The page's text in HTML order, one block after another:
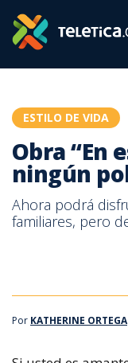
ESTILO DE VIDA
Obra “En
ningún
Ahora podrá
familiares, pero
Por KATHERINE ORTEGA